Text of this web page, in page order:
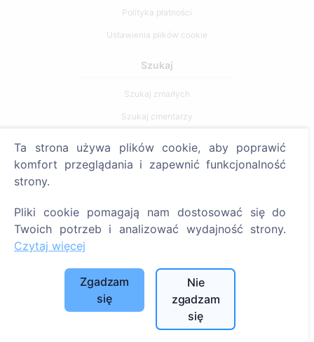
Polityka płatności
Ustawienia plików cookie
Szukaj
Szukaj zmarłych
Szukaj cmentarzy
Usługi
SIA "CEMETY", LV40103618951
371 29144816
Działamy na terenie całego kraju!
Ta strona używa plików cookie, aby poprawić
komfort przeglądania i zapewnić funkcjonalność
strony.
Pliki cookie pomagają nam dostosować się do
Twoich potrzeb i analizować wydajność strony.
Czytaj więcej
Zgadzam
się
Nie
zgadzam
się